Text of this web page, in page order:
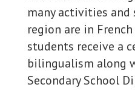
many activities and
region are in
students receive a
bilingualism along
Secondary School